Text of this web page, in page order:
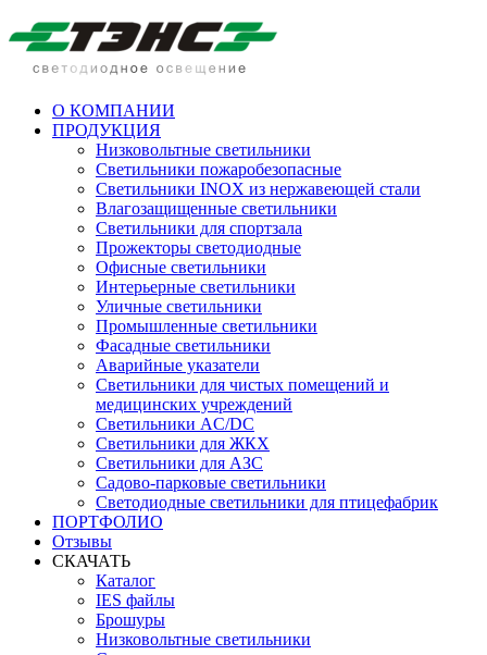
О КОМПАНИИ
ПРОДУКЦИЯ
Низковольтные светильники
Cветильники пожаробезопасные
Светильники INOX из нержавеющей стали
Влагозащищенные светильники
Светильники для спортзала
Прожекторы светодиодные
Офисные светильники
Интерьерные светильники
Уличные светильники
Промышленные светильники
Фасадные светильники
Аварийные указатели
Светильники для чистых помещений и
медицинских учреждений
Светильники AC/DC
Светильники для ЖКХ
Светильники для АЗС
Садово-парковые светильники
Светодиодные светильники для птицефабрик
ПОРТФОЛИО
Отзывы
СКАЧАТЬ
Каталог
IES файлы
Брошуры
Низковольтные светильники